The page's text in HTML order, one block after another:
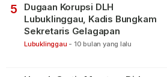
5
Dugaan Korupsi DLH
Lubuklinggau, Kadis Bungkam
Sekretaris Gelagapan
Lubuklinggau - 10 bulan yang lalu